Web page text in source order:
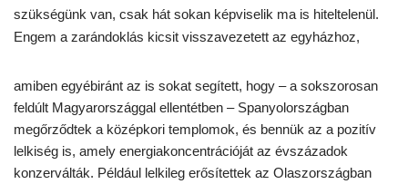
szükségünk van, csak hát sokan képviselik ma is hiteltelenül.
Engem a zarándoklás kicsit visszavezetett az egyházhoz,
amiben egyébiránt az is sokat segített, hogy – a sokszorosan
feldúlt Magyarországgal ellentétben – Spanyolországban
megőrződtek a középkori templomok, és bennük az a pozitív
lelkiség is, amely energiakoncentrációját az évszázadok
konzerválták. Például lelkileg erősítettek az Olaszországban